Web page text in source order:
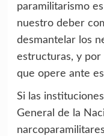
paramilitarismo
nuestro deber
desmantelar los
estructuras, y por
que opere ante
Si las
General de la